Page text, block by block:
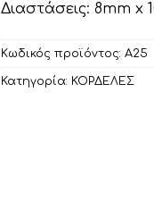
Διαστάσεις: 8mm x
Κωδικός προϊόντος: Α25
Κατηγορία: ΚΟΡΔΕΛΕΣ